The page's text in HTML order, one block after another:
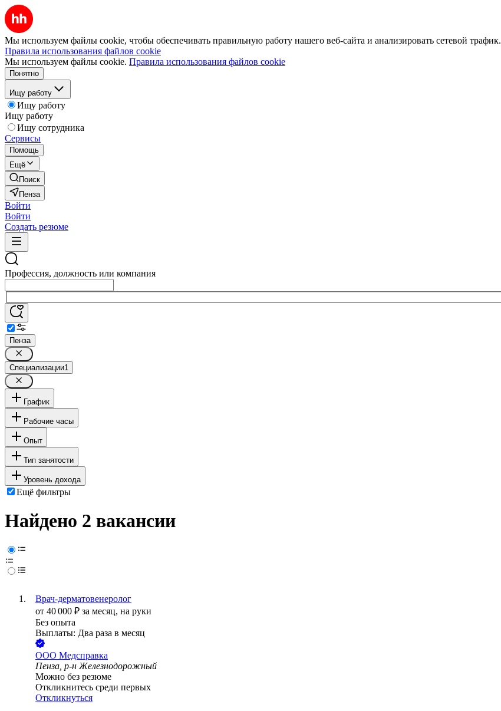
Мы используем файлы cookie, чтобы обеспечивать правильную работу нашего веб-сайта и анализировать сетевой трафик.
Правила использования файлов cookie
Мы используем файлы cookie. Правила использования файлов cookie
Понятно
Ищу работу
Ищу работу
Ищу работу
Ищу сотрудника
Сервисы
Помощь
Ещё
Поиск
Пенза
Войти
Войти
Создать резюме
Профессия, должность или компания
Пенза
Специализации1
График
Рабочие часы
Опыт
Тип занятости
Уровень дохода
Ещё фильтры
Найдено 2 вакансии
Врач-дерматовенеролог
от 40 000 ₽ за месяц, на руки
Без опыта
Выплаты: Два раза в месяц
ООО Медсправка
Пенза, р-н Железнодорожный
Можно без резюме
Откликнитесь среди первых
Откликнуться